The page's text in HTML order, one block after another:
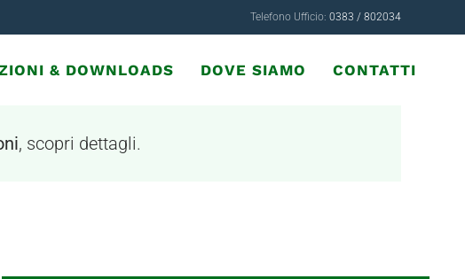
Telefono Ufficio: 0383 / 802034
& DOWNLOADS DOVE SIAMO CONTATTI
, scopri dettagli.